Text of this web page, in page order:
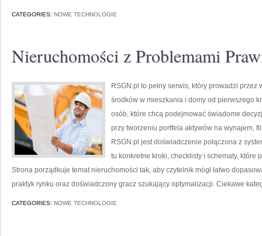
CATEGORIES: NOWE TECHNOLOGIE
Nieruchomości z Problemami
RSGN.pl to pełny serwis, który prowadzi
środków w mieszkania i domy od pierwszego
osób, które chcą podejmować świadome
przy tworzeniu portfela aktywów na wynajem,
RSGN.pl jest doświadczenie połączona z
tu konkretne kroki, checklisty i schematy, które
Strona porządkuje temat nieruchomości tak, aby czytelnik mógł łatwo
praktyk rynku oraz doświadczony gracz szukający optymalizacji. Ciekawe
CATEGORIES: NOWE TECHNOLOGIE